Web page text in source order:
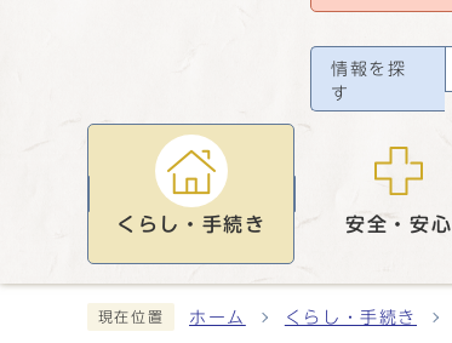
情報を探
す
くらし・手続き 安全・安心
現在位置 ホーム くらし・手続き